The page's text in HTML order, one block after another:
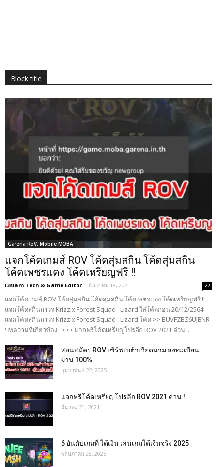
Block title
Garena RoV: Mobile MOBA
แจกโค้ดเกมส์ ROV โค้ดสุ่มสกิน โค้ดสุ่มสกิน
โค้ดเพชรแดง โค้ดเหรียญฟรี !!
i3siam Tech & Game Editor - ธันวาคม 18, 2021 27
แจกโค้ดเกมส์ ROV โค้ดสุ่มสกิน โค้ดสุ่มสกิน โค้ดเพชรแดง โค้ดเหรียญฟรี !!
แจกโค้ดสกินถาวร Krizzix Forest Squad : Lizard ใส่โค้ดก่อน 20/12/2564
แจกโค้ดสกินถาวร Krizzix Forest Squad : Lizard โค้ด >> BUVFZBZ6UJBNR
บทความที่เกี่ยวข้อง >>> แจกฟรีโค้ดเหรียญโปรลีก ROV 2021 ด่วน...
สอนสมัคร ROV เซิร์ฟเบต้าเวียดนาม ลงทะเบียน
ผ่าน 100%
กุมภาพันธ์ 22, 2025
แจกฟรีโค้ดเหรียญโปรลีก ROV 2021 ด่วน !!
มีนาคม 21, 2021
6 อันดับเกมที่ ได้เงิน เล่นเกมได้เงินจริง 2025
พฤษภาคม 28, 2025